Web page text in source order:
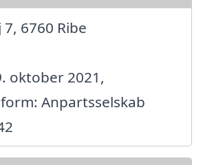
6760 Ribe
oktober 2021,
Anpartsselskab